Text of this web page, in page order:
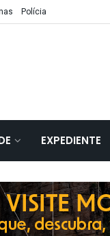
Polícia
EXPEDIENTE